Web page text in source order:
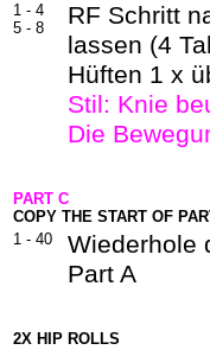
1 - 4
5 - 8
RF Schritt
lassen (4
Hüften 1 x
Stil: Knie
Die
PART C
COPY THE START OF
1 - 40
Wiederhole
Part A
2X HIP ROLLS